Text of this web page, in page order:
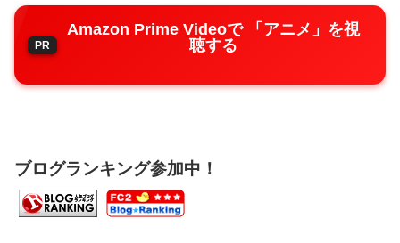
Amazon Prime Videoで 「アニメ」を視
聴する
ブログランキング参加中！